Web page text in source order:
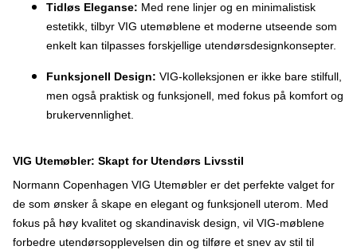
Tidløs Eleganse: Med rene linjer og en minimalistisk
estetikk, tilbyr VIG utemøblene et moderne utseende som
enkelt kan tilpasses forskjellige utendørsdesignkonsepter.
Funksjonell Design: VIG-kolleksjonen er ikke bare stilfull,
men også praktisk og funksjonell, med fokus på komfort og
brukervennlighet.
VIG Utemøbler: Skapt for Utendørs Livsstil
Normann Copenhagen VIG Utemøbler er det perfekte valget for
de som ønsker å skape en elegant og funksjonell uterom. Med
fokus på høy kvalitet og skandinavisk design, vil VIG-møblene
forbedre utendørsopplevelsen din og tilføre et snev av stil til